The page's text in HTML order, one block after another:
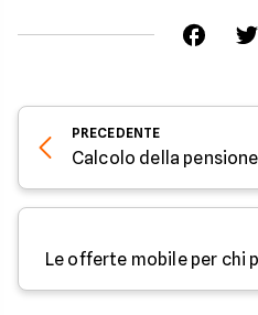
PRECEDENTE
Calcolo della